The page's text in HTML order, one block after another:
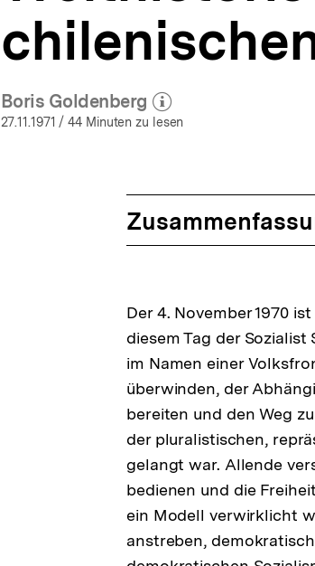
Boris Goldenberg
(Mehr zum Autor)
öffnen
27.11.1971 / 44 Minuten zu lesen
Der 4. November 1970
diesem Tag der
im Namen einer
überwinden, der
bereiten und den Weg
der pluralistischen,
gelangt war. Allende
bedienen und die
ein Modell verwirklicht
anstreben,